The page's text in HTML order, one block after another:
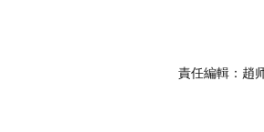
責任編輯： 趙